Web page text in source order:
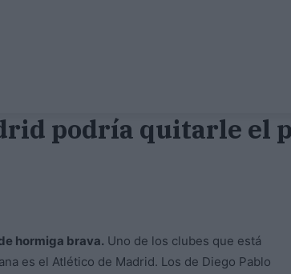
podría quitarle el
hormiga brava. Uno de los clubes que está
es el Atlético de Madrid. Los de Diego Pablo